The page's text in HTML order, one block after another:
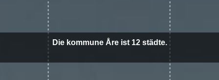
Die kommune Åre ist 12 städte.